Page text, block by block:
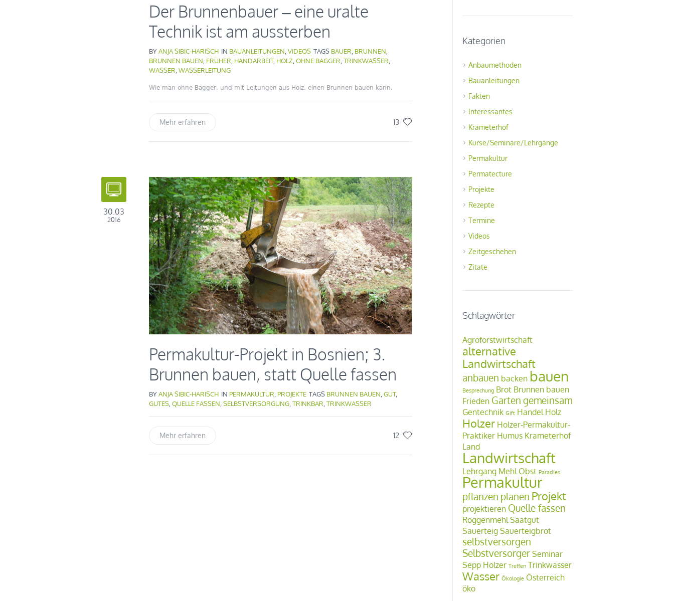
Der Brunnenbauer – eine uralte
Technik ist am aussterben
BYANJA SIBIC-HARISCH IN BAUANLEITUNGEN VIDEOS TAGS BAUER BRUNNEN
BRUNNEN BAUEN FRÜHER HANDARBEIT, HOLZ OHNE BAGGER TRINKWASSER
WASSER WASSERLEITUNG
Wie man ohne Bagger, und mit Leitungen aus Holz, einen Brunnen bauen kann.
13
Mehr erfahren
30.03
2016
Permakultur-Projekt in Bosnien; 3.
Brunnen bauen, statt Quelle fassen
BYANJA SIBIC-HARISCH IN PERMAKULTUR PROJEKTE TAGS BRUNNEN BAUEN GUT,
GUTES QUELLE FASSEN SELBSTVERSORGUNG TRINKBAR TRINKWASSER
12
Mehr erfahren
Kategorien
Anbaumethoden
Bauanleitungen
Fakten
Interessantes
Krameterhof
Kurse/Seminare/Lehrgänge
Permakultur
Permatecture
Projekte
Rezepte
Termine
Videos
Zeitgeschehen
Zitate
Schlagwörter
Agroforstwirtschaft
alternative
Landwirtschaft
anbauen backen bauen
Besprechung Brot Brunnen bauen
Frieden Garten gemeinsam
Gentechnik Gift Handel Holz
Holzer Holzer-Permakultur-
Praktiker Humus Krameterhof
Land
Landwirtschaft
Lehrgang Mehl Obst Paradies
Permakultur
pflanzen planen Projekt
projektieren Quelle fassen
Roggenmehl Saatgut
Sauerteig Sauerteigbrot
selbstversorgen
Selbstversorger Seminar
Sepp Holzer Treffen Trinkwasser
Wasser Ökologie Österreich
öko